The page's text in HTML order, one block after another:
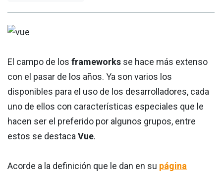
El campo de los frameworks se hace más extenso
con el pasar de los años. Ya son varios los
disponibles para el uso de los desarrolladores, cada
uno de ellos con características especiales que le
hacen ser el preferido por algunos grupos, entre
estos se destacaVue.
Acorde a la definición que le dan en su página